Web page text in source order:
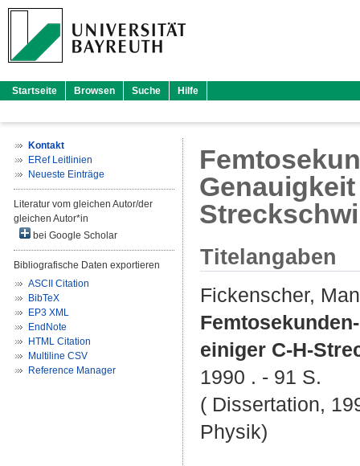
Startseite Browsen Suche Hilfe
Kontakt
ERef Leitlinien
Neueste Einträge
Literatur vom gleichen Autor/der
gleichen Autor*in
bei Google Scholar
Bibliografische Daten exportieren
ASCII Citation
BibTeX
EP3 XML
EndNote
HTML Citation
Multiline CSV
Reference Manager
Titelangaben
Fickenscher,
einiger C-H-
1990 . - 91 S.
( Dissertation,
Physik)